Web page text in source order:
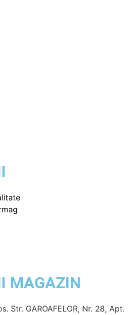
MAGAZIN
Str. GAROAFELOR, Nr. 28, Apt.